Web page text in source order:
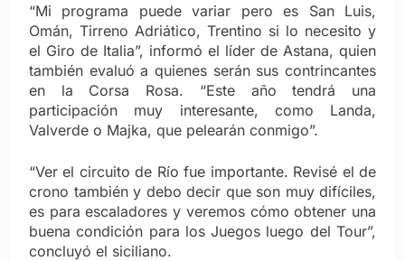
“Mi programa puede variar pero es San Luis,
Omán, Tirreno Adriático, Trentino si lo necesito y
el Giro de Italia”, informó el líder de Astana, quien
también evaluó a quienes serán sus contrincantes
en la Corsa Rosa. “Este año tendrá una
participación muy interesante, como Landa,
Valverde o Majka, que pelearán conmigo”.
“Ver el circuito de Río fue importante. Revisé el de
crono también y debo decir que son muy difíciles,
es para escaladores y veremos cómo obtener una
buena condición para los Juegos luego del Tour”,
concluyó el siciliano.